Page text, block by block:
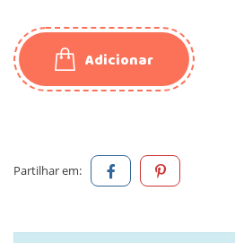
Adicionar
Partilhar em: